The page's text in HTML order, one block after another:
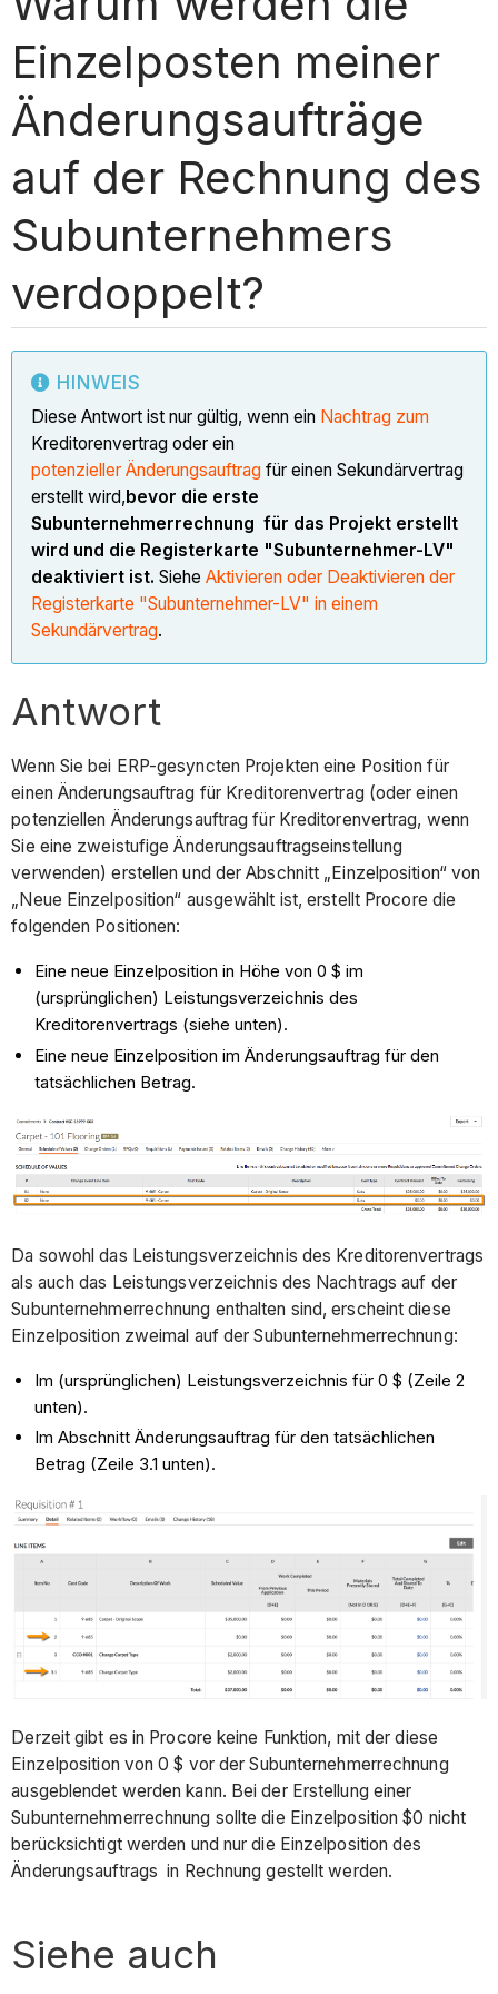
Einzelposten meiner
Änderungsaufträge
auf der Rechnung des
Subunternehmers
verdoppelt?
HINWEIS
Diese Antwort ist nur gültig, wenn ein Nachtrag zum
Kreditorenvertrag oder ein
potenzieller Änderungsauftrag für einen Sekundärvertrag
erstellt wird,bevor die erste
Subunternehmerrechnung für das Projekt erstellt
wird und die Registerkarte "Subunternehmer-LV"
deaktiviert ist. SieheAktivieren oder Deaktivieren der
Registerkarte "Subunternehmer-LV" in einem
Sekundärvertrag.
Antwort
Wenn Sie bei ERP-gesyncten Projekten eine Position für
einen Änderungsauftrag für Kreditorenvertrag (oder einen
potenziellen Änderungsauftrag für Kreditorenvertrag, wenn
Sie eine zweistufige Änderungsauftragseinstellung
verwenden) erstellen und der Abschnitt „Einzelposition“ von
„Neue Einzelposition“ ausgewählt ist, erstellt Procore die
folgenden Positionen:
Eine neue Einzelposition in Höhe von 0 $ im
(ursprünglichen) Leistungsverzeichnis des
Kreditorenvertrags (siehe unten).
Eine neue Einzelposition im Änderungsauftrag für den
tatsächlichen Betrag.
Da sowohl das Leistungsverzeichnis des Kreditorenvertrags
als auch das Leistungsverzeichnis des Nachtrags auf der
Subunternehmerrechnung enthalten sind, erscheint diese
Einzelposition zweimal auf der Subunternehmerrechnung:
Im (ursprünglichen) Leistungsverzeichnis für 0 $ (Zeile 2
unten).
Im Abschnitt Änderungsauftrag für den tatsächlichen
Betrag (Zeile 3.1 unten).
Derzeit gibt es in Procore keine Funktion, mit der diese
Einzelposition von 0 $ vor der Subunternehmerrechnung
ausgeblendet werden kann. Bei der Erstellung einer
Subunternehmerrechnung sollte die Einzelposition $0 nicht
berücksichtigt werden und nur die Einzelposition des
Änderungsauftrags in Rechnung gestellt werden.
Siehe auch